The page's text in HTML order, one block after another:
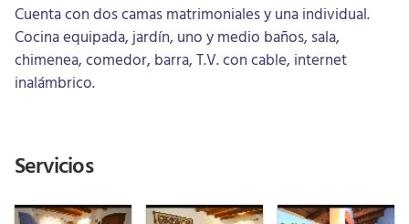
Cuenta con dos camas matrimoniales y una individual.
Cocina equipada, jardín, uno y medio baños, sala,
chimenea, comedor, barra, T.V. con cable, internet
inalámbrico.
Servicios